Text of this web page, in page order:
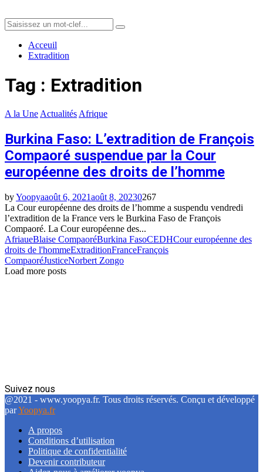
Search
for:
Search
Acceuil
Extradition
Tag : Extradition
A la Une Actualités Afrique
Burkina Faso: L’extradition de François
Compaoré suspendue par la Cour
européenne des droits de l’homme
byYoopyaaoût 6, 2021août 8, 20230267
La Cour européenne des droits de l’homme a suspendu vendredi
l’extradition de la France vers le Burkina Faso de François
Compaoré. La Cour européenne des...
AfriaueBlaise CompaoréBurkina FasoCEDHCour européenne des
droits de l'hommeExtraditionFranceFrançois
CompaoréJusticeNorbert Zongo
Load more posts
Suivez nous
Facebook
Twitter
Linkedin
@2021 - www.yoopya.fr. Tous droits réservés. Conçu et développé
parYoopya.fr
A propos
Conditions d’utilisation
Politique de confidentialité
Devenir contributeur